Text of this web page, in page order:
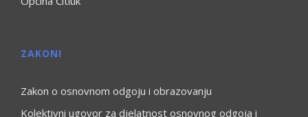
ZAKONI
Zakon o osnovnom odgoju i obrazovanju
Kolektivni ugovor za djelatnost osnovnog odgoja i